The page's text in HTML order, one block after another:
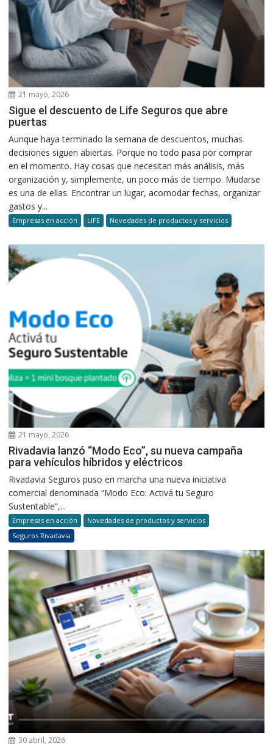
21 mayo, 2026
Sigue el descuento de Life Seguros que abre
puertas
Aunque haya terminado la semana de descuentos, muchas
decisiones siguen abiertas. Porque no todo pasa por comprar
en el momento. Hay cosas que necesitan más análisis, más
organización y, simplemente, un poco más de tiempo. Mudarse
es una de ellas. Encontrar un lugar, acomodar fechas, organizar
gastos y...
Empresas en acción LIFE Novedades de productos y servicios
21 mayo, 2026
Rivadavia lanzó “Modo Eco”, su nueva campaña
para vehículos híbridos y eléctricos
Rivadavia Seguros puso en marcha una nueva iniciativa
comercial denominada “Modo Eco: Activá tu Seguro
Sustentable”,...
Empresas en acción
Novedades de productos y servicios
Seguros Rivadavia
30 abril, 2026